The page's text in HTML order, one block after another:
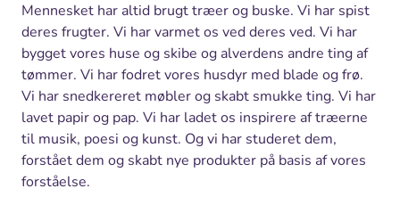
Mennesket har altid brugt træer og buske. Vi har spist
deres frugter. Vi har varmet os ved deres ved. Vi har
bygget vores huse og skibe og alverdens andre ting af
tømmer. Vi har fodret vores husdyr med blade og frø.
Vi har snedkereret møbler og skabt smukke ting. Vi har
lavet papir og pap. Vi har ladet os inspirere af træerne
til musik, poesi og kunst. Og vi har studeret dem,
forstået dem og skabt nye produkter på basis af vores
forståelse.